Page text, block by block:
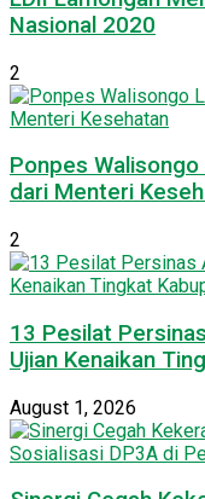
Nasional 2020
2
Ponpes
dari Menteri
2
13 Pesilat
Ujian Kenaikan
August 1, 2026